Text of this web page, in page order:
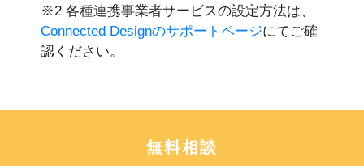
※2 各種連携事業者サービスの設定方法は、
Connected Designのサポートページにてご確
認ください。
無料相談